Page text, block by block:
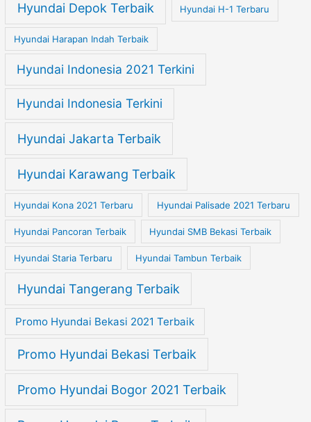
Hyundai Depok Terbaik Hyundai H-1 Terbaru
Hyundai Harapan Indah Terbaik
Hyundai Indonesia 2021 Terkini
Hyundai Indonesia Terkini
Hyundai Jakarta Terbaik
Hyundai Karawang Terbaik
Hyundai Kona 2021 Terbaru Hyundai Palisade 2021 Terbaru
Hyundai Pancoran Terbaik Hyundai SMB Bekasi Terbaik
Hyundai Staria Terbaru Hyundai Tambun Terbaik
Hyundai Tangerang Terbaik
Promo Hyundai Bekasi 2021 Terbaik
Promo Hyundai Bekasi Terbaik
Promo Hyundai Bogor 2021 Terbaik